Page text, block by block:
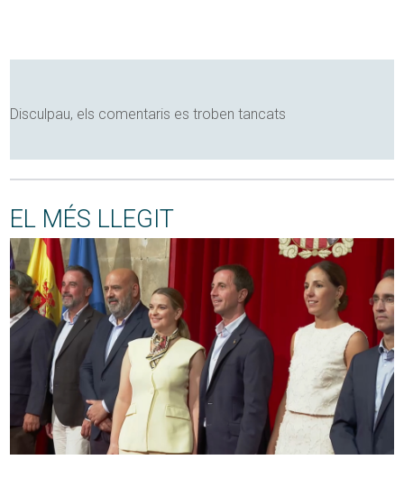
Disculpau, els comentaris es troben tancats
EL MÉS LLEGIT